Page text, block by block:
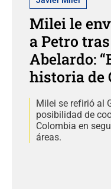
Milei le
a Petro
Abelardo:
historia de
Milei se refirió al
posibilidad de
Colombia en
áreas.